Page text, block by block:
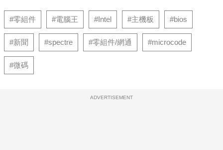
#零組件 #電腦王 #Intel #主機板 #bios
#新聞 #spectre #零組件/網通 #microcode
#微碼
ADVERTISEMENT